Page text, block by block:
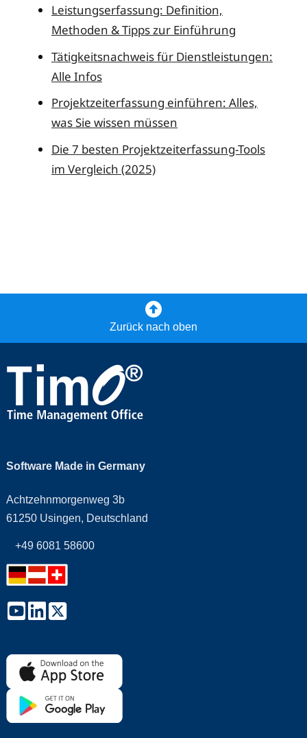
Leistungserfassung: Definition,
Methoden & Tipps zur Einführung
Tätigkeitsnachweis für Dienstleistungen:
Alle Infos
Projektzeiterfassung einführen: Alles,
was Sie wissen müssen
Die 7 besten Projektzeiterfassung-Tools
im Vergleich (2025)
Zurück nach oben
Software Made in Germany
Achtzehnmorgenweg 3b
61250 Usingen, Deutschland
+49 6081 58600